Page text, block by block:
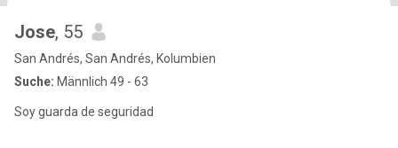
Jose, 55
San Andrés, San Andrés, Kolumbien
Suche: Männlich 49 - 63
Soy guarda de seguridad